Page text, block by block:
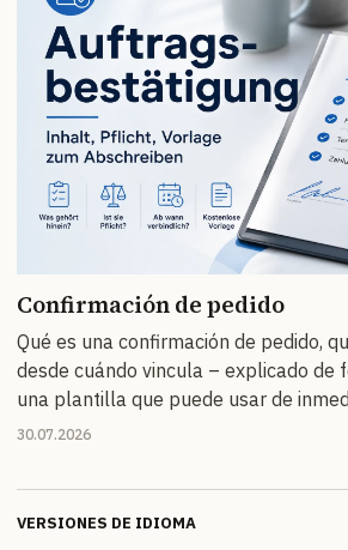
Confirmación de pedido
Qué es una confirmación de pedido,
desde cuándo vincula – explicado de
una plantilla que puede usar de
30.07.2026
VERSIONES DE IDIOMA